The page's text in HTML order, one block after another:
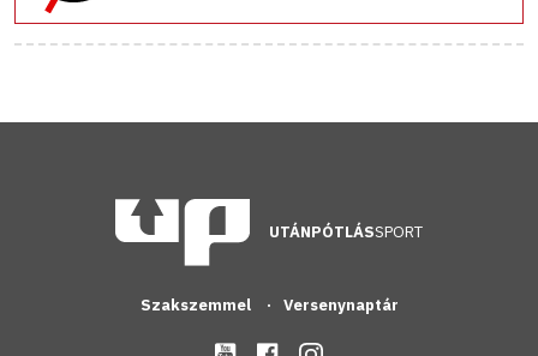
UTÁNPÓTLÁSSPORT
Szakszemmel Versenynaptár